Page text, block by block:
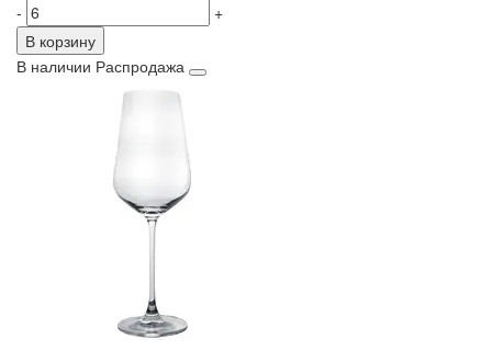
-
+
В корзину
В наличии Распродажа